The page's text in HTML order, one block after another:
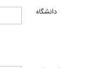
دانشگاه